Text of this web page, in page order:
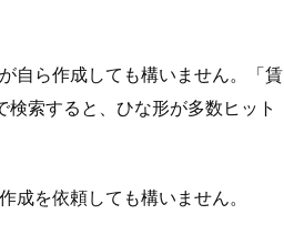
自ら作成しても構いません。「賃
索すると、ひな形が多数ヒット
を依頼しても構いません。